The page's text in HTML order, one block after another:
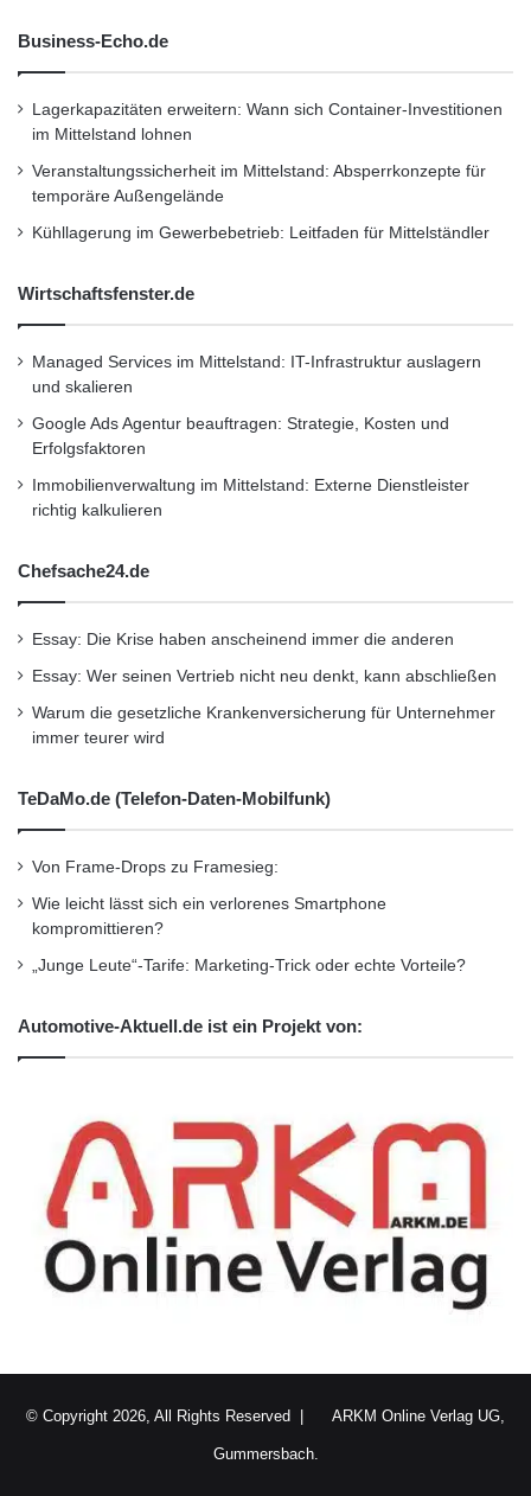
Business-Echo.de
Lagerkapazitäten erweitern: Wann sich Container-Investitionen
im Mittelstand lohnen
Veranstaltungssicherheit im Mittelstand: Absperrkonzepte für
temporäre Außengelände
Kühllagerung im Gewerbebetrieb: Leitfaden für Mittelständler
Wirtschaftsfenster.de
Managed Services im Mittelstand: IT-Infrastruktur auslagern
und skalieren
Google Ads Agentur beauftragen: Strategie, Kosten und
Erfolgsfaktoren
Immobilienverwaltung im Mittelstand: Externe Dienstleister
richtig kalkulieren
Chefsache24.de
Essay: Die Krise haben anscheinend immer die anderen
Essay: Wer seinen Vertrieb nicht neu denkt, kann abschließen
Warum die gesetzliche Krankenversicherung für Unternehmer
immer teurer wird
TeDaMo.de (Telefon-Daten-Mobilfunk)
Von Frame-Drops zu Framesieg:
Wie leicht lässt sich ein verlorenes Smartphone
kompromittieren?
„Junge Leute“-Tarife: Marketing-Trick oder echte Vorteile?
Automotive-Aktuell.de ist ein Projekt von:
© Copyright 2026, All Rights Reserved | ARKM Online Verlag UG,
Gummersbach.